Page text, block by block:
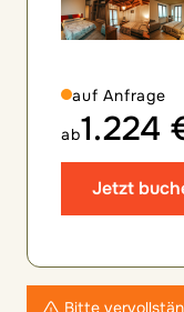
auf Anfrage
ab1.224
Jetzt
Bitte